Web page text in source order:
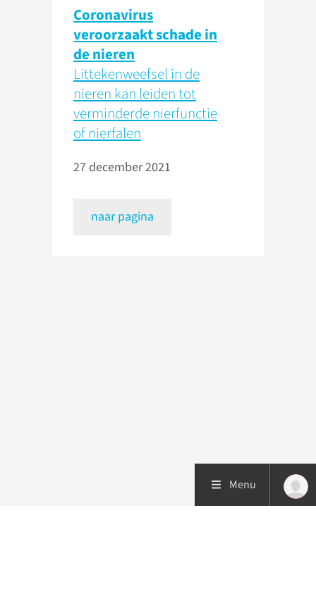
Coronavirus
veroorzaakt schade in
de nieren
Littekenweefsel in de
nieren kan leiden tot
verminderde nierfunctie
of nierfalen
27 december 2021
naar pagina
Menu